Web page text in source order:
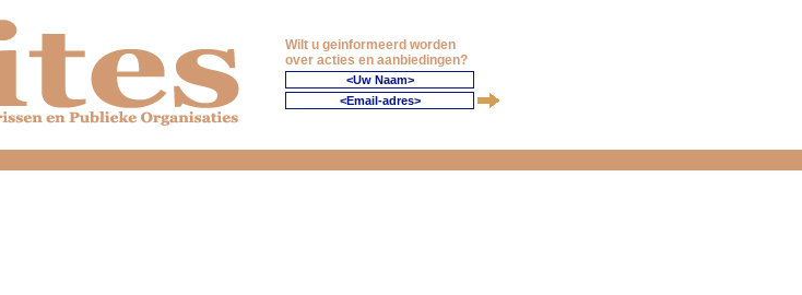
Wilt u geinformeerd worden
over acties en aanbiedingen?